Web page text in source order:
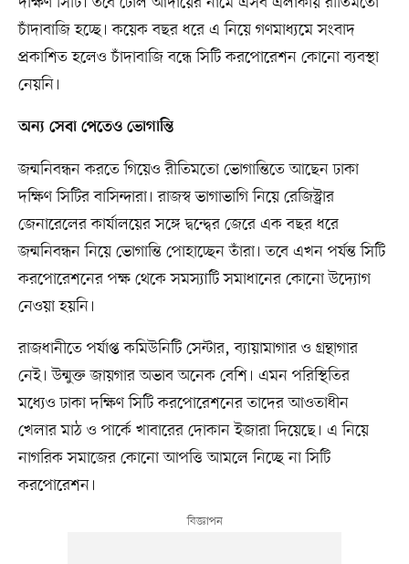
চাঁদাবাজি হচ্ছে। কয়েক বছর ধরে এ নিয়ে গণমাধ্যমে সংবাদ
প্রকাশিত হলেও চাঁদাবাজি বন্ধে সিটি করপোরেশন কোনো ব্যবস্থা
নেয়নি।
অন্য সেবা পেতেও ভোগান্তি
জন্মনিবন্ধন করতে গিয়েও রীতিমতো ভোগান্তিতে আছেন ঢাকা
দক্ষিণ সিটির বাসিন্দারা। রাজস্ব ভাগাভাগি নিয়ে রেজিস্ট্রার
জেনারেলের কার্যালয়ের সঙ্গে দ্বন্দ্বের জেরে এক বছর ধরে
জন্মনিবন্ধন নিয়ে ভোগান্তি পোহাচ্ছেন তাঁরা। তবে এখন পর্যন্ত সিটি
করপোরেশনের পক্ষ থেকে সমস্যাটি সমাধানের কোনো উদ্যোগ
নেওয়া হয়নি।
রাজধানীতে পর্যাপ্ত কমিউনিটি সেন্টার, ব্যায়ামাগার ও গ্রন্থাগার
নেই। উন্মুক্ত জায়গার অভাব অনেক বেশি। এমন পরিস্থিতির
মধ্যেও ঢাকা দক্ষিণ সিটি করপোরেশনের তাদের আওতাধীন
খেলার মাঠ ও পার্কে খাবারের দোকান ইজারা দিয়েছে। এ নিয়ে
নাগরিক সমাজের কোনো আপত্তি আমলে নিচ্ছে না সিটি
করপোরেশন।